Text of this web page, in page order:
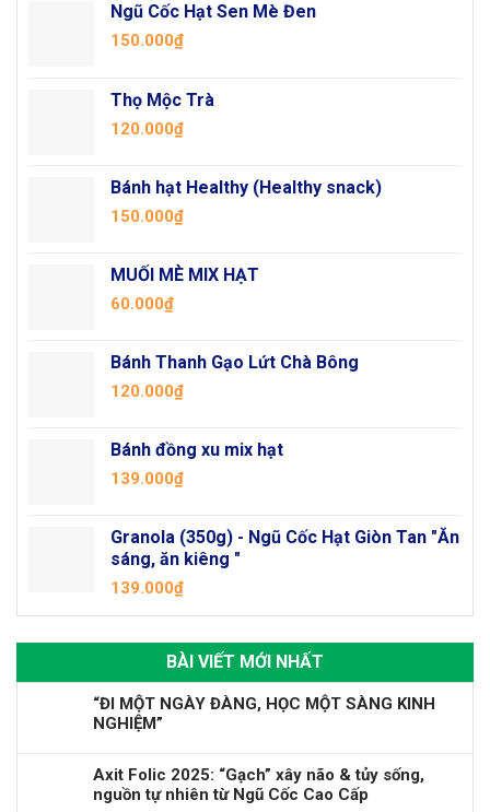
Ngũ Cốc Hạt Sen Mè Đen
150.000₫
Thọ Mộc Trà
120.000₫
Bánh hạt Healthy (Healthy snack)
150.000₫
MUỐI MÈ MIX HẠT
60.000₫
Bánh Thanh Gạo Lứt Chà Bông
120.000₫
Bánh đồng xu mix hạt
139.000₫
Granola (350g) - Ngũ Cốc Hạt Giòn Tan "Ăn
sáng, ăn kiêng "
139.000₫
BÀI VIẾT MỚI NHẤT
“ĐI MỘT NGÀY ĐÀNG, HỌC MỘT SÀNG KINH
NGHIỆM”
Axit Folic 2025: “Gạch” xây não & tủy sống,
nguồn tự nhiên từ Ngũ Cốc Cao Cấp